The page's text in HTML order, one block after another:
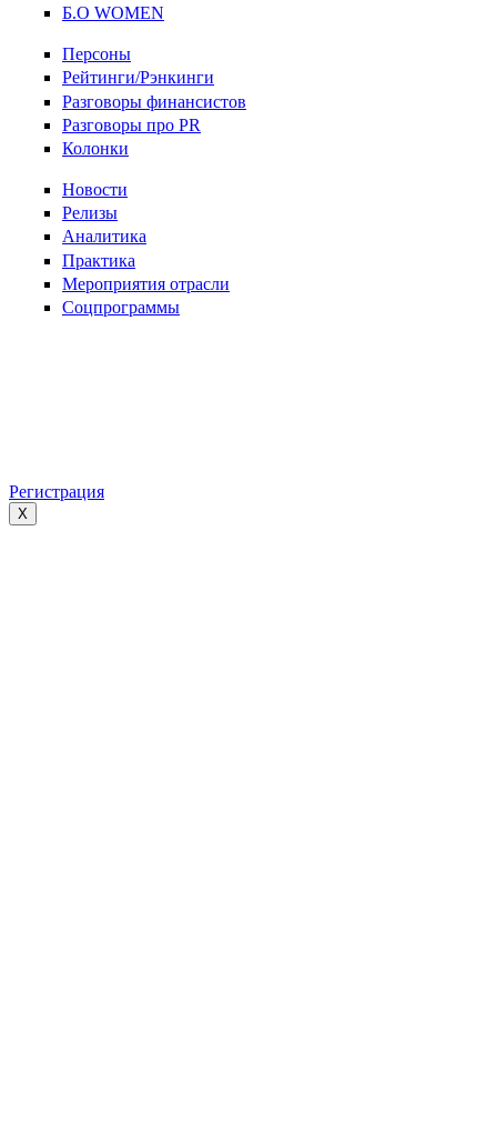
Б.О WOMEN
Персоны
Рейтинги/Рэнкинги
Разговоры финансистов
Разговоры про PR
Колонки
Новости
Релизы
Аналитика
Практика
Мероприятия отрасли
Соцпрограммы
Регистрация
X